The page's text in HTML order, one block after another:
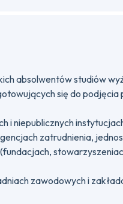
absolwentów studiów
się do podjęcia
i niepublicznych
zatrudnienia,
zawodowych i